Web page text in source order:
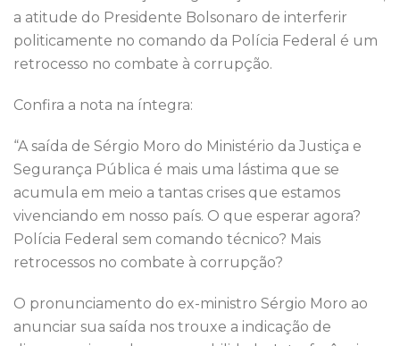
o
k
p
a atitude do Presidente Bolsonaro de interferir
politicamente no comando da Polícia Federal é um
retrocesso no combate à corrupção.
Confira a nota na íntegra:
“A saída de Sérgio Moro do Ministério da Justiça e
Segurança Pública é mais uma lástima que se
acumula em meio a tantas crises que estamos
vivenciando em nosso país. O que esperar agora?
Polícia Federal sem comando técnico? Mais
retrocessos no combate à corrupção?
O pronunciamento do ex-ministro Sérgio Moro ao
anunciar sua saída nos trouxe a indicação de